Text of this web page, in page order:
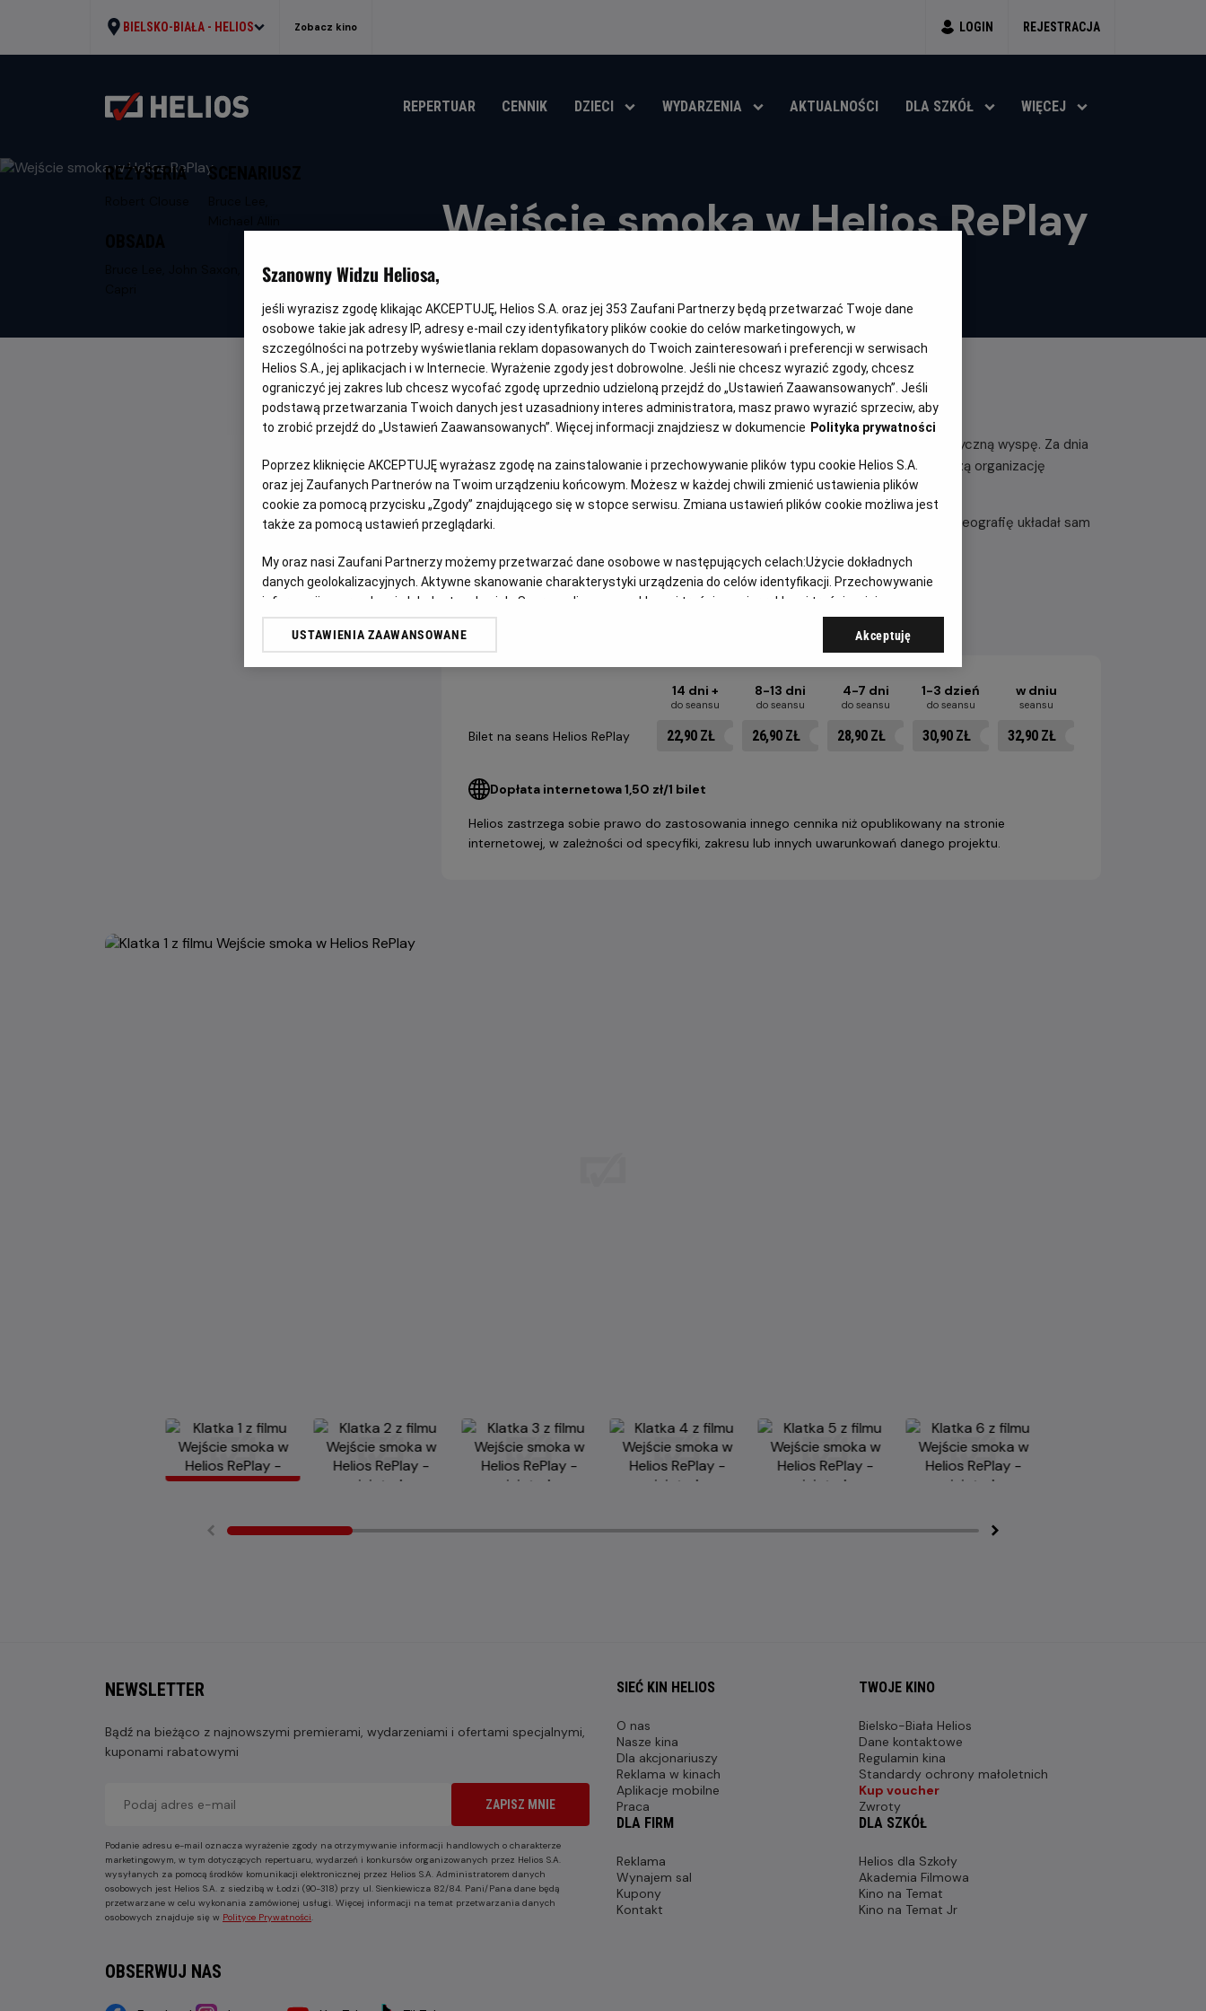
BIELSKO-BIAŁA - HELIOS Zobacz kino LOGIN REJESTRACJA
REPERTUAR CENNIK DZIECI WYDARZENIA AKTUALNOŚCI DLA SZKÓŁ WIĘCEJ
Wejście smoka w Helios RePlay
REŻYSERIA SCENARIUSZ
Bruce Lee, John Saxon, Jim Kelly, Ahna
OPIS WYDARZENIA
Nakłoniony do współpracy z rządem mistrz kung-fu (Lee) zostaje wysłany na egzotyczną wyspę. Za dnia
uczestniczy w śmiertelnie niebezpiecznym turnieju, nocami zaś infiltruje przestępczą organizację
zajmującą się handlem narkotykami, której przewodzi bezlitosny Han.
Zaskakujące zwroty akcji, wspaniałe zdjęcia i efektowne sceny walki, do których choreografię układał sam
CENNIK
14 dni +
do seansu
8-13 dni
do seansu
4-7 dni
do seansu
1-3 dzień
do seansu
w dniu
seansu
Bilet na seans Helios RePlay 22,90 ZŁ 26,90 ZŁ 28,90 ZŁ 30,90 ZŁ 32,90 ZŁ
Dopłata internetowa 1,50 zł/1 bilet
Helios zastrzega sobie prawo do zastosowania innego cennika niż opublikowany na stronie
internetowej, w zależności od specyfiki, zakresu lub innych uwarunkowań danego projektu.
NEWSLETTER
Bądź na bieżąco z najnowszymi premierami, wydarzeniami i ofertami specjalnymi,
kuponami rabatowymi
ZAPISZ MNIE
Podanie adresu e-mail oznacza wyrażenie zgody na otrzymywanie informacji handlowych o charakterze
marketingowym, w tym dotyczących repertuaru, wydarzeń i konkursów organizowanych przez Helios S.A.
wysyłanych za pomocą środków komunikacji elektronicznej przez Helios S.A. Administratorem danych
osobowych jest Helios S.A. z siedzibą w Łodzi (90-318) przy ul. Sienkiewicza 82/84. Pani/Pana dane będą
przetwarzane w celu wykonania zamówionej usługi. Więcej informacji na temat przetwarzania danych
osobowych znajduje się w Polityce Prywatności.
OBSERWUJ NAS
SIEĆ KIN HELIOS
O nas
Nasze kina
Dla akcjonariuszy
Reklama w kinach
Aplikacje mobilne
Praca
TWOJE KINO
Bielsko-Biała Helios
Dane kontaktowe
Regulamin kina
Standardy ochrony małoletnich
Kup voucher
Zwroty
DLA FIRM
Reklama
Wynajem sal
Kupony
Kontakt
DLA SZKÓŁ
Helios dla Szkoły
Akademia Filmowa
Kino na Temat
Kino na Temat Jr
Szanowny Widzu Heliosa,
jeśli wyrazisz zgodę klikając AKCEPTUJĘ, Helios S.A. oraz jej 353 Zaufani Partnerzy będą przetwarzać Twoje dane
osobowe takie jak adresy IP, adresy e-mail czy identyfikatory plików cookie do celów marketingowych, w
szczególności na potrzeby wyświetlania reklam dopasowanych do Twoich zainteresowań i preferencji w serwisach
Helios S.A., jej aplikacjach i w Internecie. Wyrażenie zgody jest dobrowolne. Jeśli nie chcesz wyrazić zgody, chcesz
ograniczyć jej zakres lub chcesz wycofać zgodę uprzednio udzieloną przejdź do „Ustawień Zaawansowanych”. Jeśli
podstawą przetwarzania Twoich danych jest uzasadniony interes administratora, masz prawo wyrazić sprzeciw, aby
to zrobić przejdź do „Ustawień Zaawansowanych”. Więcej informacji znajdziesz w dokumencie Polityka prywatności
Poprzez kliknięcie AKCEPTUJĘ wyrażasz zgodę na zainstalowanie i przechowywanie plików typu cookie Helios S.A.
oraz jej Zaufanych Partnerów na Twoim urządzeniu końcowym. Możesz w każdej chwili zmienić ustawienia plików
cookie za pomocą przycisku „Zgody” znajdującego się w stopce serwisu. Zmiana ustawień plików cookie możliwa jest
także za pomocą ustawień przeglądarki.
My oraz nasi Zaufani Partnerzy możemy przetwarzać dane osobowe w następujących celach:Użycie dokładnych
danych geolokalizacyjnych. Aktywne skanowanie charakterystyki urządzenia do celów identyfikacji. Przechowywanie
informacji na urządzeniu lub dostęp do nich. Spersonalizowane reklamy i treści, pomiar reklam i treści, opinie
odbiorców i ulepszanie usług.
USTAWIENIA ZAAWANSOWANE Akceptuję